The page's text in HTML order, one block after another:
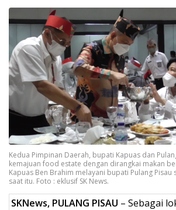
Kedua Pimpinan Daerah, bupati Kapuas dan
kemajuan food estate dengan dirangkai makan
Kapuas Ben Brahim melayani bupati Pulang Pisau
saat itu. Foto : eklusif SK News.
SKNews, PULANG PISAU – Sebagai